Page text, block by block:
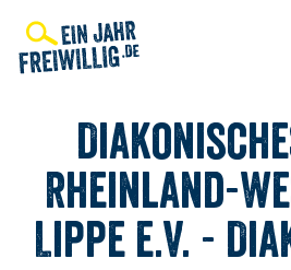
zum
Inhalt
Rheinland-
Lippe e.V. -